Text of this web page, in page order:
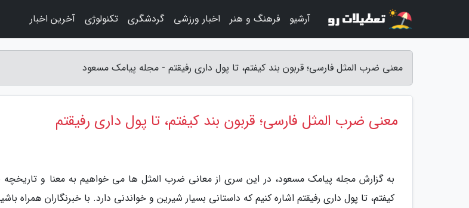
معنی ضرب المثل فارسی؛ قربون بند کیفتم، تا پول داری رفیقتم - مجله پیامک مسعود
معنی ضرب المثل فارسی؛ قربون بند کیفتم، تا پول داری رفیقتم
به گزارش مجله پیامک مسعود، در این سری از معانی ضرب المثل ها می خواهیم به معنا و تاریخچه
کیفتم، تا پول داری رفیقتم اشاره کنیم که داستانی بسیار شیرین و خواندنی دارد. با خبرنگاران همراه
آرشیو فرهنگ و هنر اخبار ورزشی گردشگری تکنولوژی آخرین اخبار